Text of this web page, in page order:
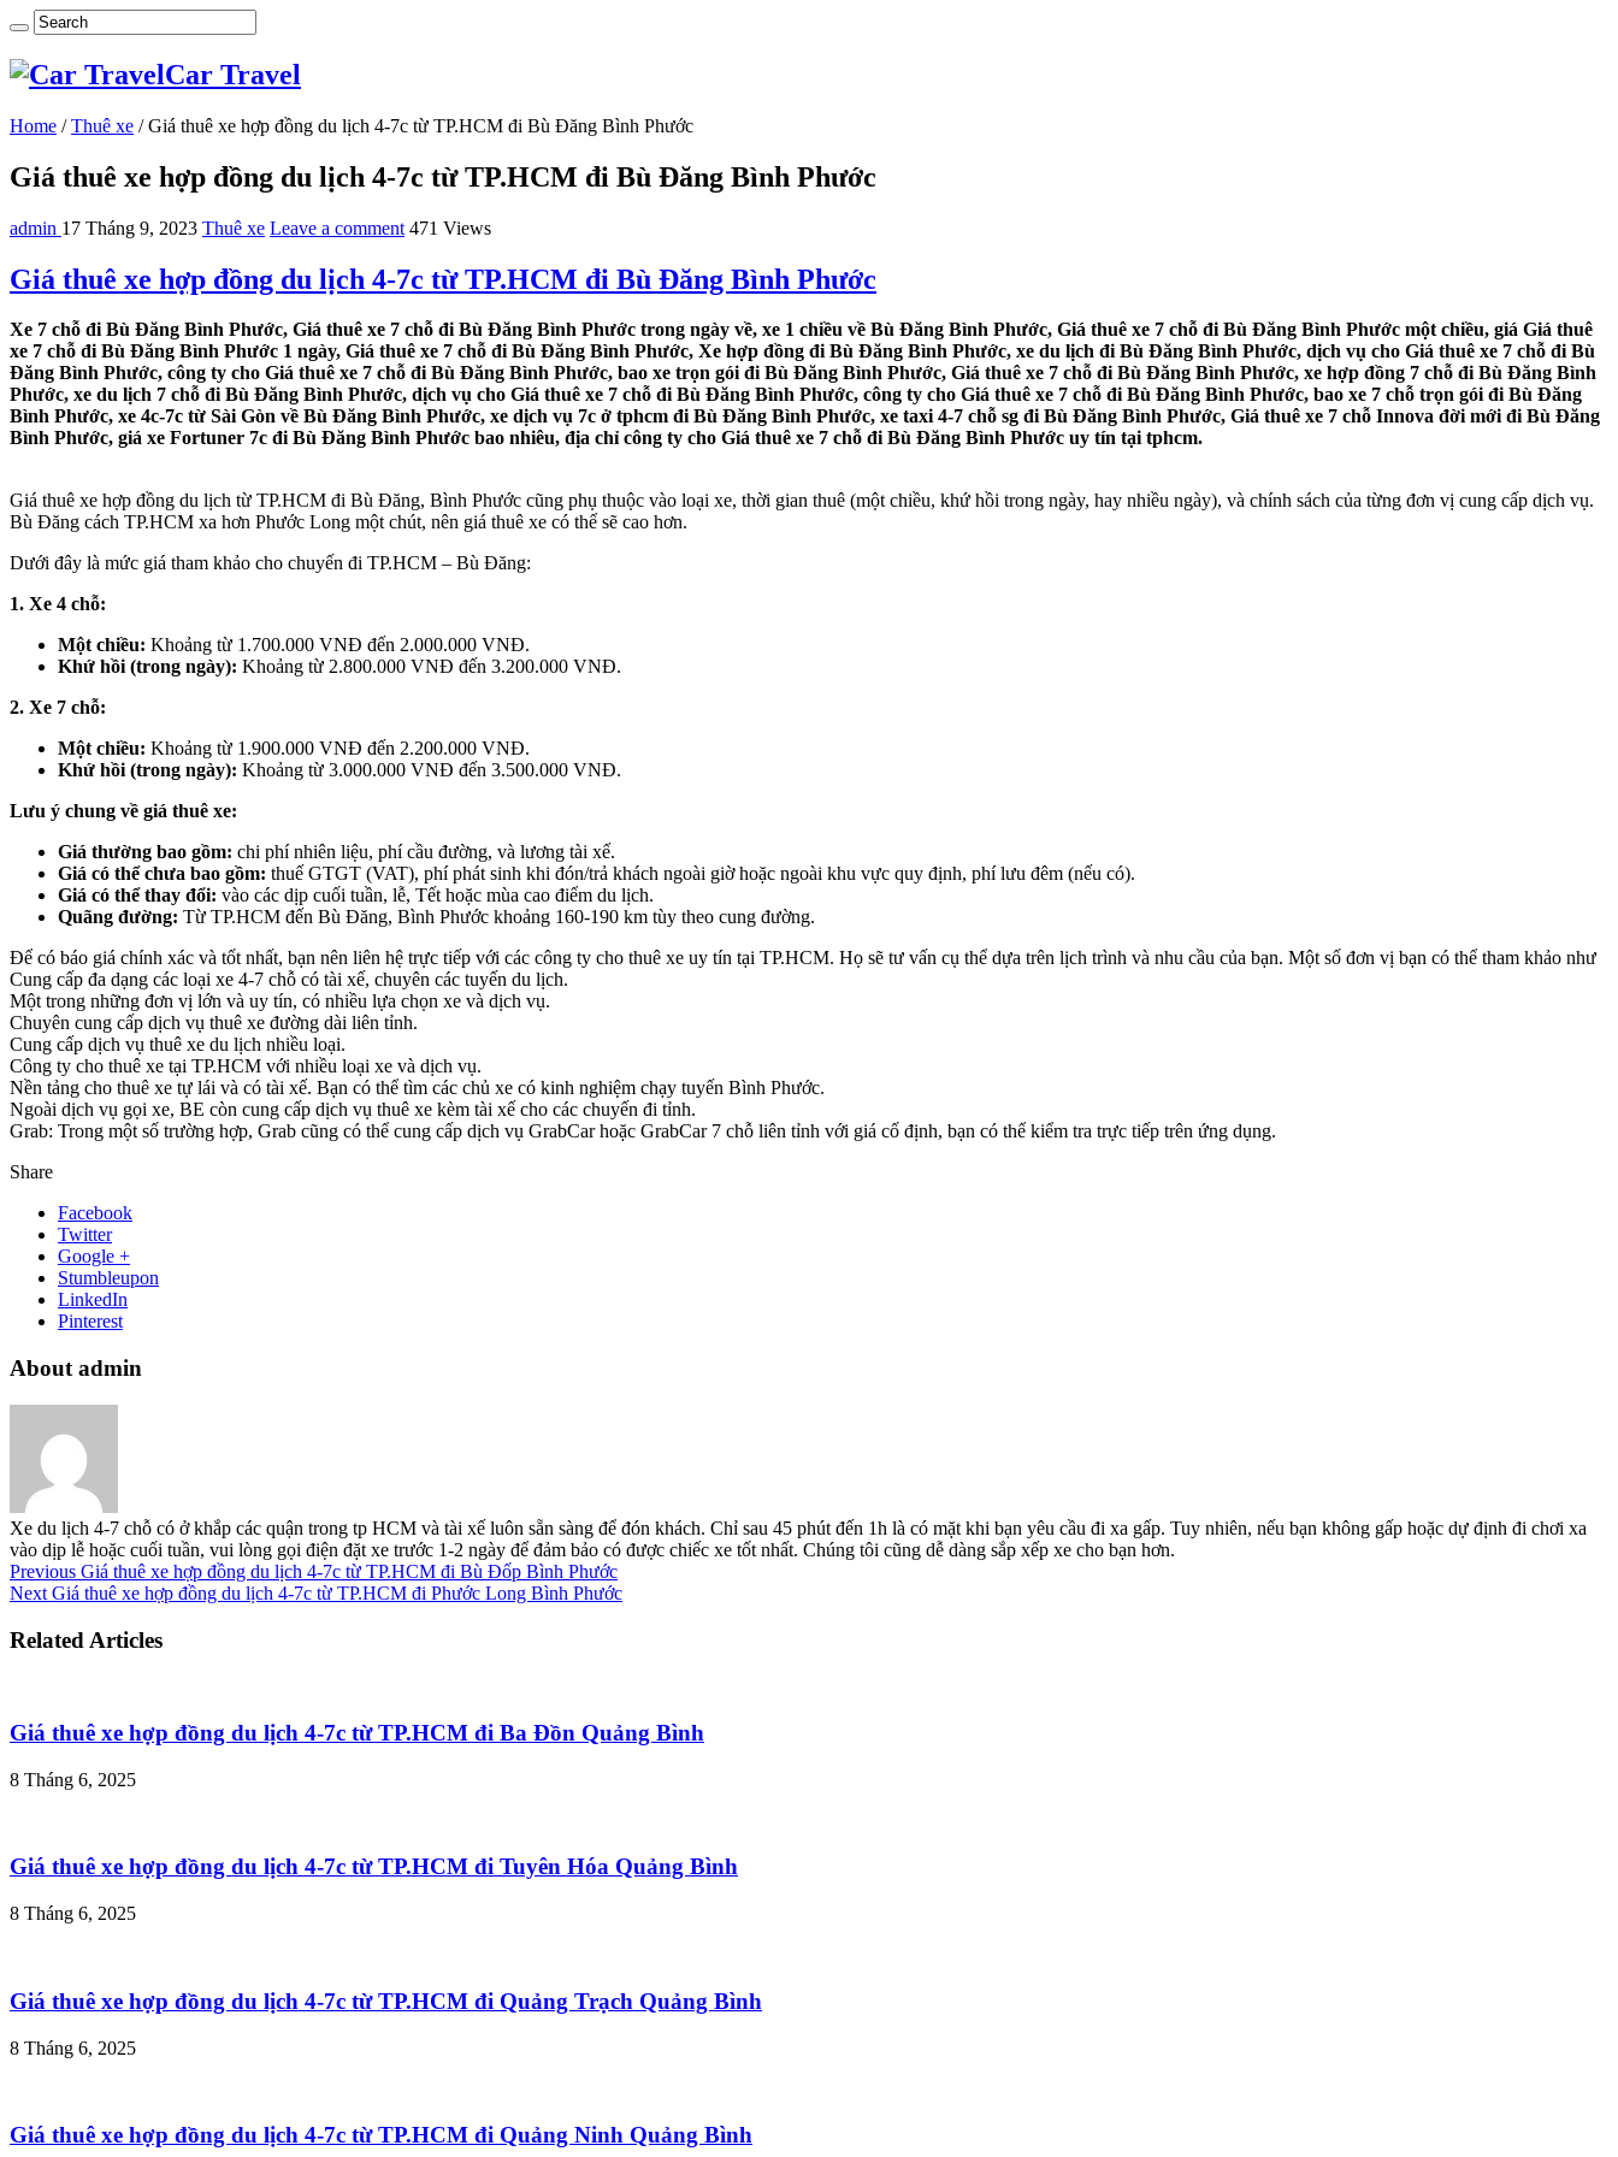
Car Travel
Home / Thuê xe / Giá thuê xe hợp đồng du lịch 4-7c từ TP.HCM đi Bù Đăng Bình Phước
Giá thuê xe hợp đồng du lịch 4-7c từ TP.HCM đi Bù Đăng Bình Phước
admin 17 Tháng 9, 2023 Thuê xe Leave a comment 471 Views
Giá thuê xe hợp đồng du lịch 4-7c từ TP.HCM đi Bù Đăng Bình Phước
Xe 7 chỗ đi Bù Đăng Bình Phước, Giá thuê xe 7 chỗ đi Bù Đăng Bình Phước trong ngày về, xe 1 chiều về Bù Đăng Bình Phước, Giá thuê xe 7 chỗ đi Bù Đăng Bình Phước một chiều, giá Giá thuê
xe 7 chỗ đi Bù Đăng Bình Phước 1 ngày, Giá thuê xe 7 chỗ đi Bù Đăng Bình Phước, Xe hợp đồng đi Bù Đăng Bình Phước, xe du lịch đi Bù Đăng Bình Phước, dịch vụ cho Giá thuê xe 7 chỗ đi Bù
Đăng Bình Phước, công ty cho Giá thuê xe 7 chỗ đi Bù Đăng Bình Phước, bao xe trọn gói đi Bù Đăng Bình Phước, Giá thuê xe 7 chỗ đi Bù Đăng Bình Phước, xe hợp đồng 7 chỗ đi Bù Đăng Bình
Phước, xe du lịch 7 chỗ đi Bù Đăng Bình Phước, dịch vụ cho Giá thuê xe 7 chỗ đi Bù Đăng Bình Phước, công ty cho Giá thuê xe 7 chỗ đi Bù Đăng Bình Phước, bao xe 7 chỗ trọn gói đi Bù Đăng
Bình Phước, xe 4c-7c từ Sài Gòn về Bù Đăng Bình Phước, xe dịch vụ 7c ở tphcm đi Bù Đăng Bình Phước, xe taxi 4-7 chỗ sg đi Bù Đăng Bình Phước, Giá thuê xe 7 chỗ Innova đời mới đi Bù Đăng
Bình Phước, giá xe Fortuner 7c đi Bù Đăng Bình Phước bao nhiêu, địa chỉ công ty cho Giá thuê xe 7 chỗ đi Bù Đăng Bình Phước uy tín tại tphcm.
Giá thuê xe hợp đồng du lịch từ TP.HCM đi Bù Đăng, Bình Phước cũng phụ thuộc vào loại xe, thời gian thuê (một chiều, khứ hồi trong ngày, hay nhiều ngày), và chính sách của từng đơn vị cung cấp dịch vụ.
Bù Đăng cách TP.HCM xa hơn Phước Long một chút, nên giá thuê xe có thể sẽ cao hơn.
Dưới đây là mức giá tham khảo cho chuyến đi TP.HCM – Bù Đăng:
1. Xe 4 chỗ:
Một chiều: Khoảng từ 1.700.000 VNĐ đến 2.000.000 VNĐ.
Khứ hồi (trong ngày): Khoảng từ 2.800.000 VNĐ đến 3.200.000 VNĐ.
2. Xe 7 chỗ:
Một chiều: Khoảng từ 1.900.000 VNĐ đến 2.200.000 VNĐ.
Khứ hồi (trong ngày): Khoảng từ 3.000.000 VNĐ đến 3.500.000 VNĐ.
Lưu ý chung về giá thuê xe:
Giá thường bao gồm: chi phí nhiên liệu, phí cầu đường, và lương tài xế.
Giá có thể chưa bao gồm: thuế GTGT (VAT), phí phát sinh khi đón/trả khách ngoài giờ hoặc ngoài khu vực quy định, phí lưu đêm (nếu có).
Giá có thể thay đổi: vào các dịp cuối tuần, lễ, Tết hoặc mùa cao điểm du lịch.
Quãng đường: Từ TP.HCM đến Bù Đăng, Bình Phước khoảng 160-190 km tùy theo cung đường.
Để có báo giá chính xác và tốt nhất, bạn nên liên hệ trực tiếp với các công ty cho thuê xe uy tín tại TP.HCM. Họ sẽ tư vấn cụ thể dựa trên lịch trình và nhu cầu của bạn. Một số đơn vị bạn có thể tham khảo như
Cung cấp đa dạng các loại xe 4-7 chỗ có tài xế, chuyên các tuyến du lịch.
Một trong những đơn vị lớn và uy tín, có nhiều lựa chọn xe và dịch vụ.
Chuyên cung cấp dịch vụ thuê xe đường dài liên tỉnh.
Cung cấp dịch vụ thuê xe du lịch nhiều loại.
Công ty cho thuê xe tại TP.HCM với nhiều loại xe và dịch vụ.
Nền tảng cho thuê xe tự lái và có tài xế. Bạn có thể tìm các chủ xe có kinh nghiệm chạy tuyến Bình Phước.
Ngoài dịch vụ gọi xe, BE còn cung cấp dịch vụ thuê xe kèm tài xế cho các chuyến đi tỉnh.
Grab: Trong một số trường hợp, Grab cũng có thể cung cấp dịch vụ GrabCar hoặc GrabCar 7 chỗ liên tỉnh với giá cố định, bạn có thể kiểm tra trực tiếp trên ứng dụng.
Share
Facebook
Twitter
Google +
Stumbleupon
LinkedIn
Pinterest
About admin
Xe du lịch 4-7 chỗ có ở khắp các quận trong tp HCM và tài xế luôn sẵn sàng để đón khách. Chỉ sau 45 phút đến 1h là có mặt khi bạn yêu cầu đi xa gấp. Tuy nhiên, nếu bạn không gấp hoặc dự định đi chơi xa
vào dịp lễ hoặc cuối tuần, vui lòng gọi điện đặt xe trước 1-2 ngày để đảm bảo có được chiếc xe tốt nhất. Chúng tôi cũng dễ dàng sắp xếp xe cho bạn hơn.
Previous Giá thuê xe hợp đồng du lịch 4-7c từ TP.HCM đi Bù Đốp Bình Phước
Next Giá thuê xe hợp đồng du lịch 4-7c từ TP.HCM đi Phước Long Bình Phước
Related Articles
Giá thuê xe hợp đồng du lịch 4-7c từ TP.HCM đi Ba Đồn Quảng Bình
8 Tháng 6, 2025
Giá thuê xe hợp đồng du lịch 4-7c từ TP.HCM đi Tuyên Hóa Quảng Bình
8 Tháng 6, 2025
Giá thuê xe hợp đồng du lịch 4-7c từ TP.HCM đi Quảng Trạch Quảng Bình
8 Tháng 6, 2025
Giá thuê xe hợp đồng du lịch 4-7c từ TP.HCM đi Quảng Ninh Quảng Bình